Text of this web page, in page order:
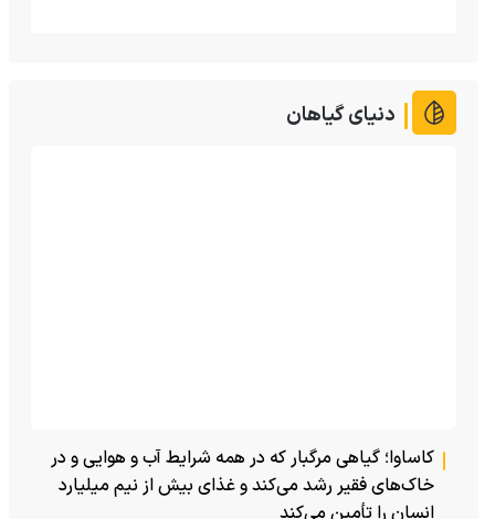
دنیای گیاهان
کاساوا؛ گیاهی مرگبار که در همه شرایط آب و هوایی و در
خاک‌های فقیر رشد می‌کند و غذای بیش از نیم میلیارد
انسان را تأمین می‌کند